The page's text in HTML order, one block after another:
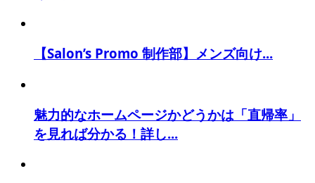
【Salon’s Promo 制作部】メンズ向け...
魅力的なホームページかどうかは「直帰率」
を見れば分かる！詳し...